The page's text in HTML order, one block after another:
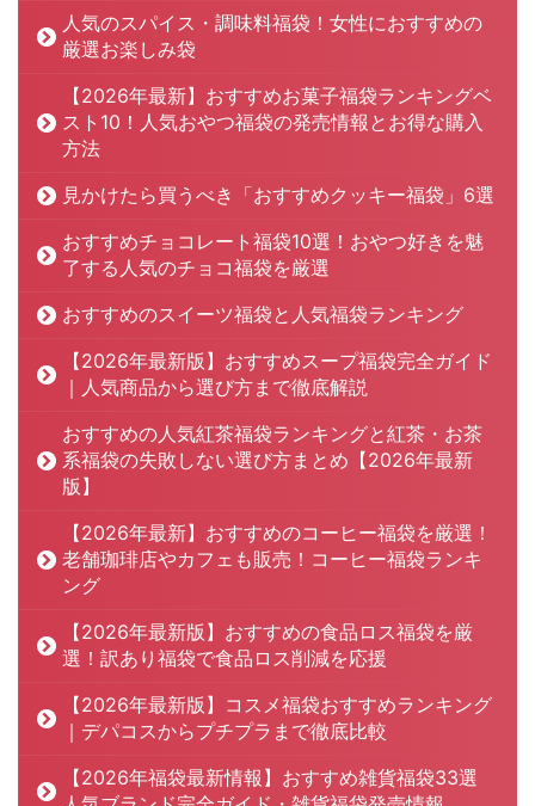
人気のスパイス・調味料福袋！女性におすすめの
厳選お楽しみ袋
【2026年最新】おすすめお菓子福袋ランキングベ
スト10！人気おやつ福袋の発売情報とお得な購入
方法
見かけたら買うべき「おすすめクッキー福袋」6選
おすすめチョコレート福袋10選！おやつ好きを魅
了する人気のチョコ福袋を厳選
おすすめのスイーツ福袋と人気福袋ランキング
【2026年最新版】おすすめスープ福袋完全ガイド
｜人気商品から選び方まで徹底解説
おすすめの人気紅茶福袋ランキングと紅茶・お茶
系福袋の失敗しない選び方まとめ【2026年最新
版】
【2026年最新】おすすめのコーヒー福袋を厳選！
老舗珈琲店やカフェも販売！コーヒー福袋ランキ
ング
【2026年最新版】おすすめの食品ロス福袋を厳
選！訳あり福袋で食品ロス削減を応援
【2026年最新版】コスメ福袋おすすめランキング
｜デパコスからプチプラまで徹底比較
【2026年福袋最新情報】おすすめ雑貨福袋33選